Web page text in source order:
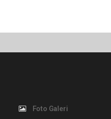
Foto Galeri